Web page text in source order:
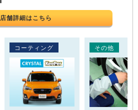
店舗詳細はこちら
コーティング その他